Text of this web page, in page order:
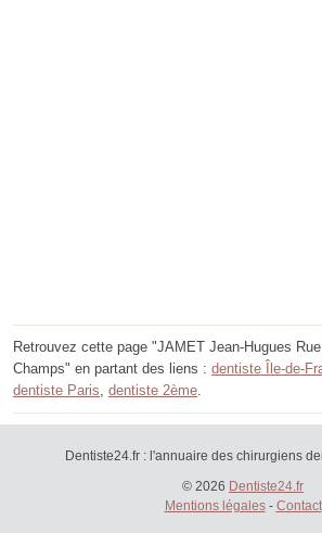
Retrouvez cette page "JAMET Jean-Hugues
Champs" en partant des liens : dentiste Île-de-
dentiste Paris, dentiste 2ème.
Dentiste24.fr : l'annuaire des chirurgiens
© 2026 Dentiste24.fr
Mentions légales- Contact